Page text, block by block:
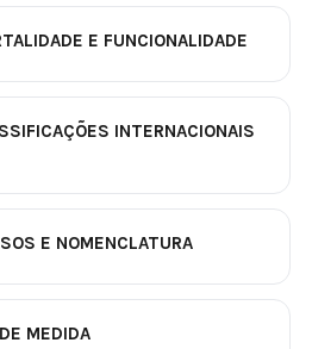
E FUNCIONALIDADE
INTERNACIONAIS
E NOMENCLATURA
MEDIDA